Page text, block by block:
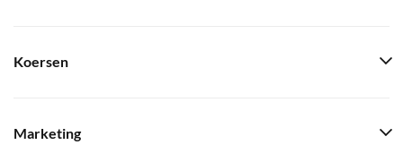
Koersen
Marketing